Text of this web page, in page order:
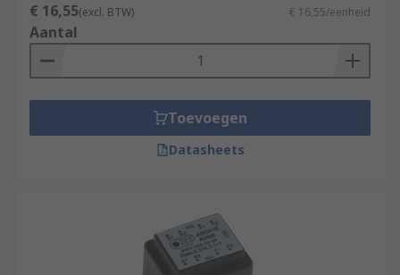
€ 16,55(excl. BTW) € 16,55/eenheid
Aantal
Toevoegen
Datasheets